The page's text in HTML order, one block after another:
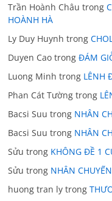
Trần Hoành Châu trong
HOÀNH HÀ
Ly Duy Huynh trong
Duyen Cao trongĐÁM
Luong Minh trong LÊNH
Phan Cát Tường trong
Bacsi Suu trong NHÂN
Bacsi Suu trong NHÂN
Sửu trong KHÔNG ĐỀ 1
Sửu trong NHÂN
huong tran ly trong